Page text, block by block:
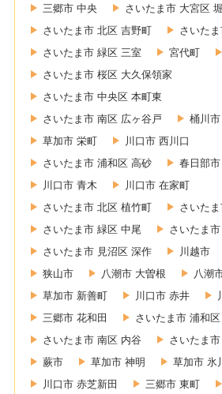
三郷市 中央
さいたま市 大宮区
さいたま市 北区 吉野町
さいた
さいたま市 緑区 三室
宮代町
さいたま市 桜区 大久保領家
さいたま市 中央区 本町東
さいたま市 南区 広ヶ谷戸
桶川市
草加市 栄町
川口市 西川口
さいたま市 浦和区 高砂
春日部市
川口市 青木
川口市 在家町
さいたま市 北区 植竹町
さいた
さいたま市 緑区 中尾
さいたま
さいたま市 見沼区 深作
川越市
狭山市
八潮市 大曽根
八潮
草加市 新善町
川口市 赤井
三郷市 花和田
さいたま市 浦和
さいたま市 南区 内谷
さいたま
蕨市
草加市 神明
草加市 氷
川口市 赤芝新田
三郷市 東町